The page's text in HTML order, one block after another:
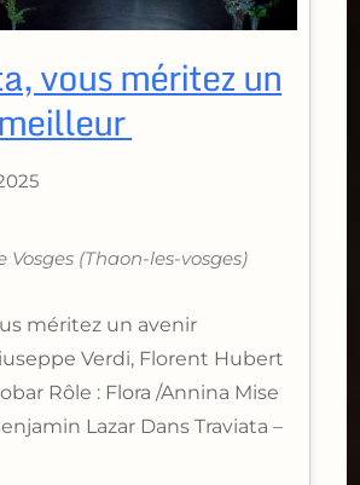
vous méritez un
Vosges (Thaon-les-vosges)
méritez un avenir
Verdi, Florent Hubert
Rôle : Flora /Annina Mise
Lazar Dans Traviata –